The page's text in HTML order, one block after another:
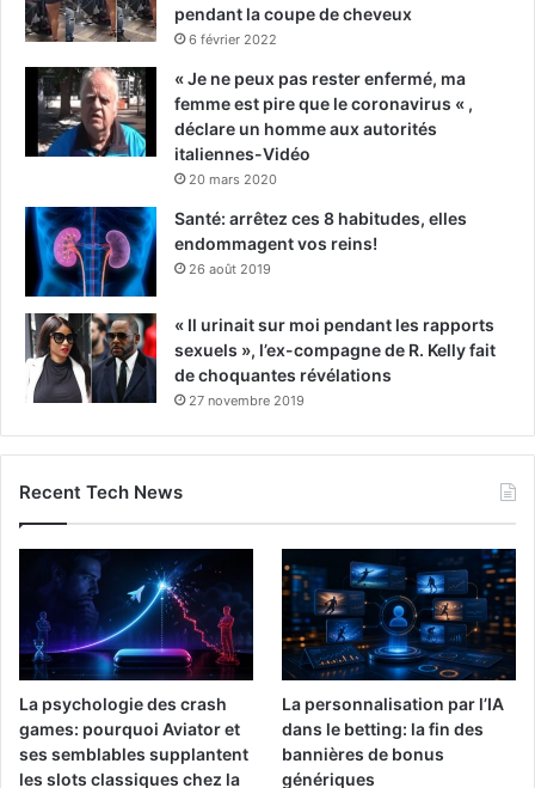
pendant la coupe de cheveux
6 février 2022
« Je ne peux pas rester enfermé, ma
femme est pire que le coronavirus « ,
déclare un homme aux autorités
italiennes-Vidéo
20 mars 2020
Santé: arrêtez ces 8 habitudes, elles
endommagent vos reins!
26 août 2019
« Il urinait sur moi pendant les rapports
sexuels », l’ex-compagne de R. Kelly fait
de choquantes révélations
27 novembre 2019
Recent Tech News
La psychologie des crash
games: pourquoi Aviator et
ses semblables supplantent
les slots classiques chez la
La personnalisation par l’IA
dans le betting: la fin des
bannières de bonus
génériques